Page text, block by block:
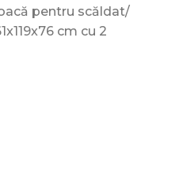
pentru scăldat
cm cu 2